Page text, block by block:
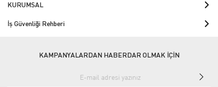
KURUMSAL
İş Güvenliği Rehberi
KAMPANYALARDAN HABERDAR OLMAK İÇİN